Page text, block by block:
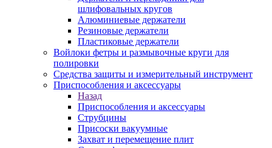
шлифовальных кругов
Алюминиевые держатели
Резиновые держатели
Пластиковые держатели
Войлоки фетры и размывочные круги для
полировки
Средства защиты и измерительный инструмент
Приспособления и аксессуары
Назад
Приспособления и аксессуары
Струбцины
Присоски вакуумные
Захват и перемещение плит